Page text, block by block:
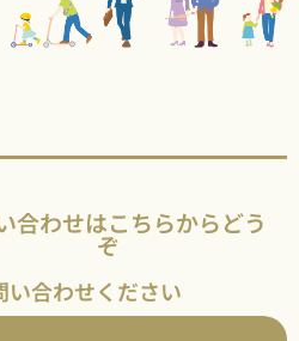
合わせはこちらからどう
ぞ
い合わせください